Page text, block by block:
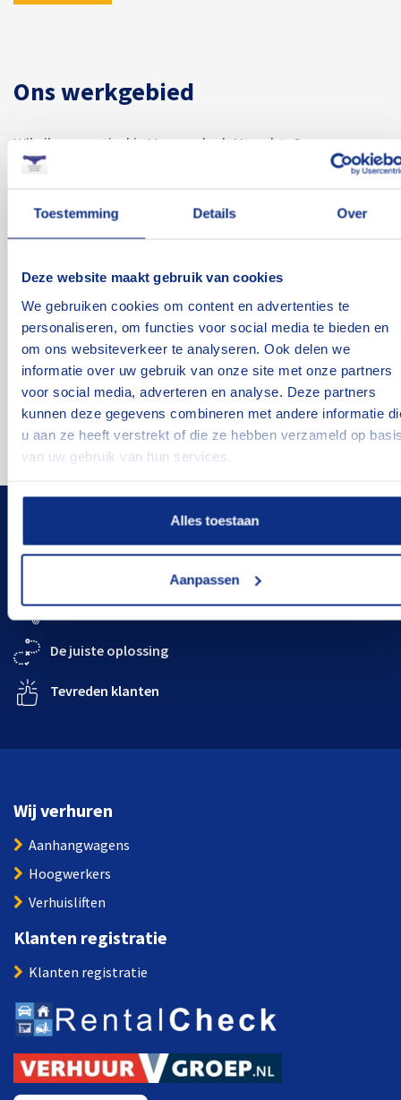
Toestemming Details Over
Deze website maakt gebruik van cookies
We gebruiken cookies om content en advertenties te
personaliseren, om functies voor social media te bieden en
om ons websiteverkeer te analyseren. Ook delen we
informatie over uw gebruik van onze site met onze partners
voor social media, adverteren en analyse. Deze partners
kunnen deze gegevens combineren met andere informatie
u aan ze heeft verstrekt of die ze hebben verzameld op
van uw gebruik van hun services.
Alles toestaan
Aanpassen
Ons werkgebied
Wij zijn gevestigd in Veenendaal, Utrecht. Ons
werkgebied is in Midden-Nederland tussen de plaatsen
Plan je route
Goed onderhouden
De juiste oplossing
Tevreden klanten
Wij verhuren
Aanhangwagens
Hoogwerkers
Verhuisliften
Klanten registratie
Klanten registratie